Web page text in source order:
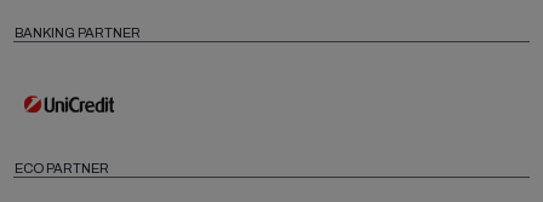
BANKING PARTNER
ECO PARTNER